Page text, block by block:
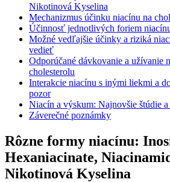
Nikotinová Kyselina
Mechanizmus účinku niacínu na
Účinnosť jednotlivých foriem
Možné vedľajšie účinky a riziká
vedieť
Odporúčané dávkovanie a užívanie
cholesterolu
Interakcie niacínu s inými liekmi a
pozor
Niacín a výskum: Najnovšie štúdie a
Záverečné poznámky
Rôzne formy niacínu:
Hexaniacinate,
Nikotinová Kyselina